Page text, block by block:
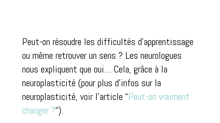
Peut-on résoudre les difficultés d’apprentissage
ou même retrouver un sens ? Les neurologues
nous expliquent que oui… Cela, grâce à la
neuroplasticité (pour plus d’infos sur la
neuroplasticité, voir l’article “Peut-on vraiment
changer ?“).